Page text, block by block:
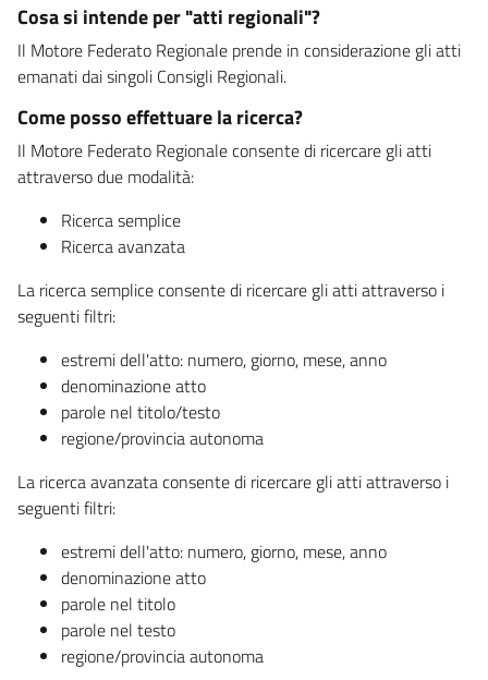
Cosa si intende per "atti regionali"?
Il Motore Federato Regionale prende in considerazione gli atti
emanati dai singoli Consigli Regionali.
Come posso effettuare la ricerca?
Il Motore Federato Regionale consente di ricercare gli atti
attraverso due modalità:
Ricerca semplice
Ricerca avanzata
La ricerca semplice consente di ricercare gli atti attraverso i
seguenti filtri:
estremi dell'atto: numero, giorno, mese, anno
denominazione atto
parole nel titolo/testo
regione/provincia autonoma
La ricerca avanzata consente di ricercare gli atti attraverso i
seguenti filtri:
estremi dell'atto: numero, giorno, mese, anno
denominazione atto
parole nel titolo
parole nel testo
regione/provincia autonoma